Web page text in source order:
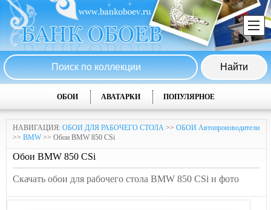
ОБОИ АВАТАРКИ ПОПУЛЯРНОЕ
НАВИГАЦИЯ: ОБОИ ДЛЯ РАБОЧЕГО СТОЛА >> ОБОИ Автопроизводители
>> BMW>> Обои BMW 850 CSi
Обои BMW 850 CSi
Скачать обои для рабочего стола BMW 850 CSi и фото